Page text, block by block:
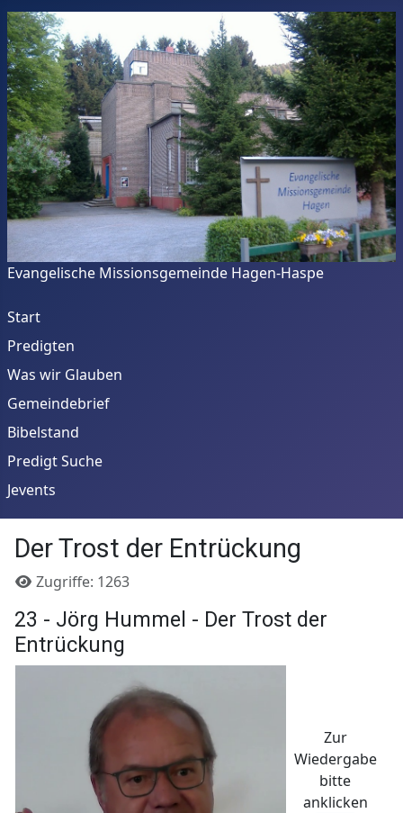
Evangelische Missionsgemeinde Hagen-Haspe
Start
Predigten
Was wir Glauben
Gemeindebrief
Bibelstand
Predigt Suche
Jevents
Der Trost der Entrückung
Details
Zugriffe: 1263
23 - Jörg Hummel - Der Trost der
Entrückung
Zur
Wiedergabe
bitte
anklicken